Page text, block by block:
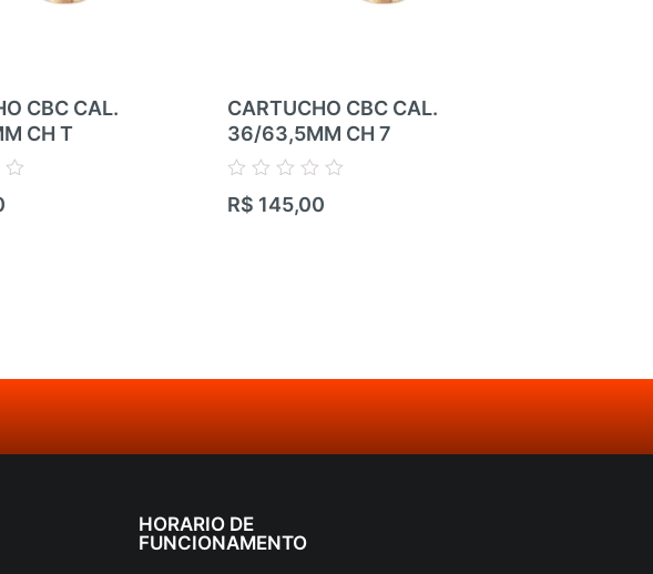
CBC CAL.
CH T
CARTUCHO CBC CAL.
36/63,5MM CH 7
Avaliação
0
R$ 145,00
HORARIO DE
FUNCIONAMENTO